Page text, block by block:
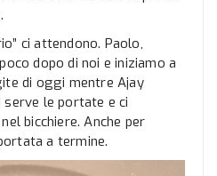
ci attendono. Paolo,
dopo di noi e iniziamo a
di oggi mentre Ajay
serve le portate e ci
bicchiere. Anche per
a termine.